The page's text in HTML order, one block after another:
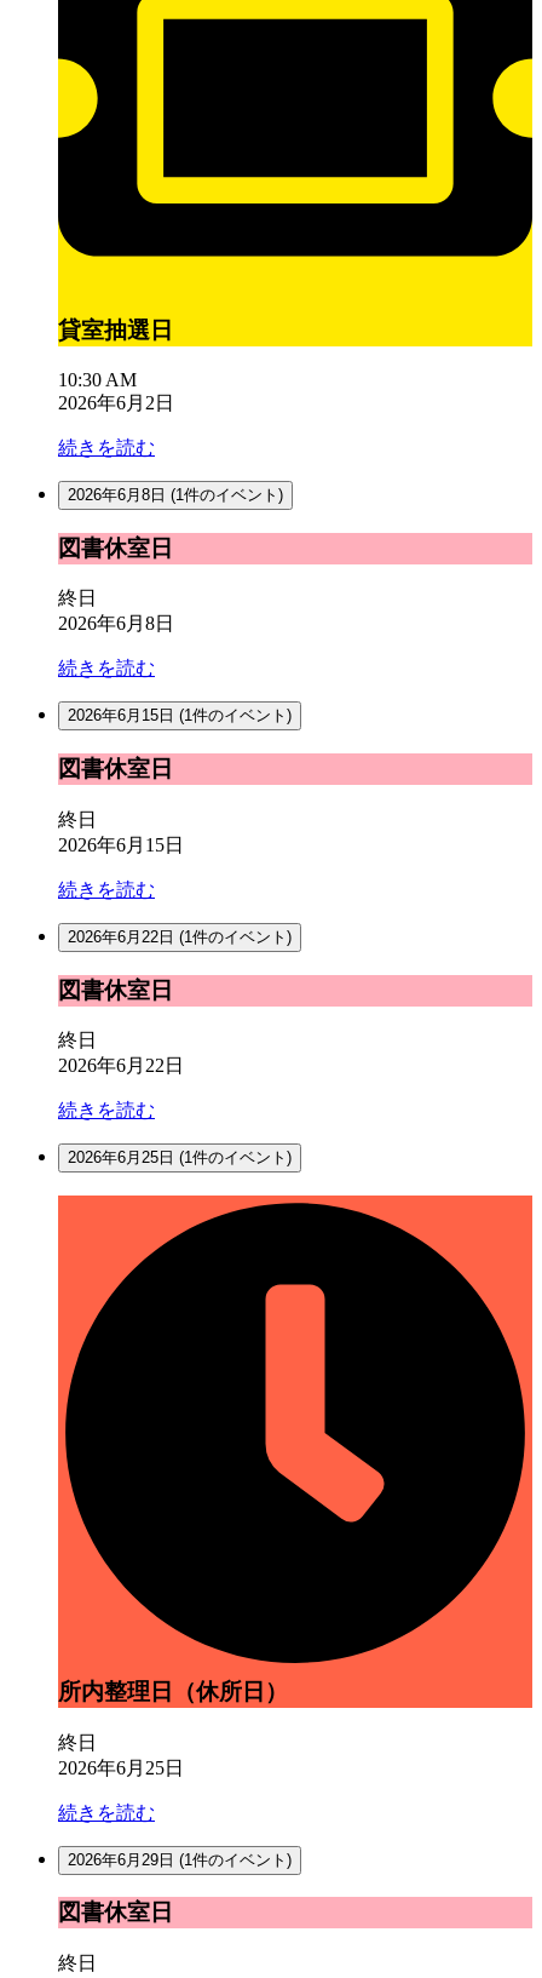
貸室抽選日
10:30 AM
2026年6月2日
続きを読む
2026年6月8日 (1件のイベント)
図
書
休
室
図書休室日
終日
2026年6月8日
続きを読む
2026年6月15日 (1件のイベント)
図
書
休
室
図書休室日
終日
2026年6月15日
続きを読む
2026年6月22日 (1件のイベント)
図
書
休
室
図書休室日
終日
2026年6月22日
続きを読む
2026年6月25日 (1件のイベント)
（休
日）
所内整理日（休所日）
終日
2026年6月25日
続きを読む
2026年6月29日 (1件のイベント)
図
書
休
図書休室日
終日